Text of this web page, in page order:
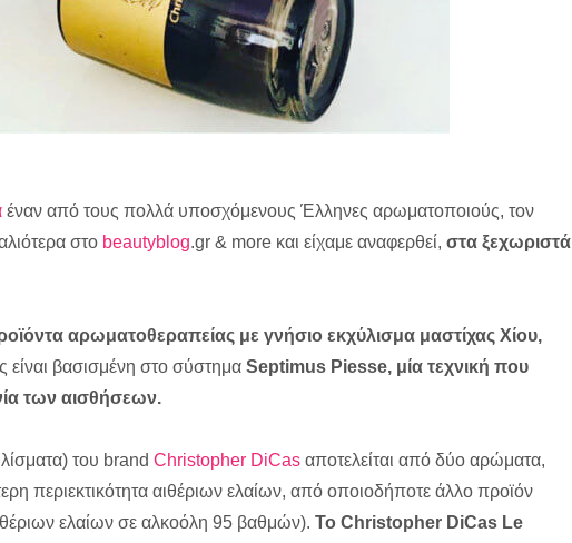
έναν από τους πολλά υποσχόμενους Έλληνες αρωματοποιούς, τον
στο beautyblog.gr & more και είχαμε αναφερθεί, στα ξεχωριστά
αρωματοθεραπείας με γνήσιο εκχύλισμα μαστίχας Χίου,
βασισμένη στο σύστημα Septimus Piesse, μία τεχνική που
των αισθήσεων.
του brand Christopher DiCas αποτελείται από δύο αρώματα,
περιεκτικότητα αιθέριων ελαίων, από οποιοδήποτε άλλο προϊόν
ελαίων σε αλκοόλη 95 βαθμών). To Christopher DiCas Le